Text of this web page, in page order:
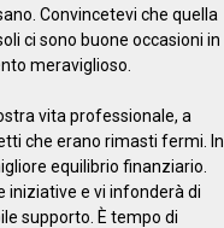
Convincetevi che quella
ci sono buone occasioni in
meraviglioso.
vita professionale, a
che erano rimasti fermi. In
equilibrio finanziario.
iniziative e vi infonderà di
supporto. È tempo di